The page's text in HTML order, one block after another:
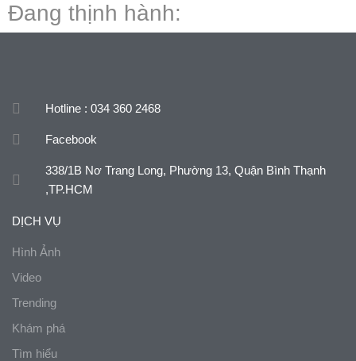
Đang thịnh hành:
Hotline : 034 360 2468
Facebook
338/1B Nơ Trang Long, Phường 13, Quận Bình Thạnh
,TP.HCM
DỊCH VỤ
Hình Ảnh
Video
Trending
Khám phá
Tìm hiểu